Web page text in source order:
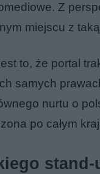
Z
miejscu z
to, że portal
samych
nurtu o
po całym
stand-